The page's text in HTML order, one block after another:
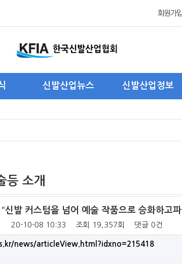
회원가
신발산업뉴스 신발산업정보
등 소개
발 커스텀을 넘어 예술 작품으로 승화하고파
20-10-08 10:33 조회 19,357회 댓글 0건
news/articleView.html?idxno=215418